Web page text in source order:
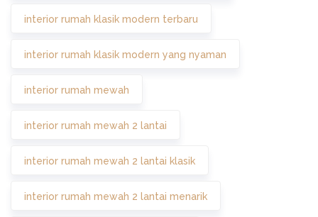
interior rumah klasik modern terbaru
interior rumah klasik modern yang nyaman
interior rumah mewah
interior rumah mewah 2 lantai
interior rumah mewah 2 lantai klasik
interior rumah mewah 2 lantai menarik